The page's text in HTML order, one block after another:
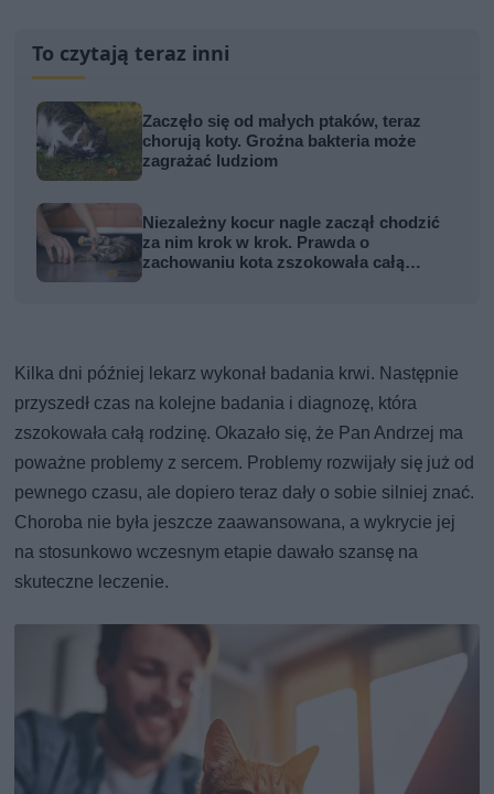
To czytają teraz inni
Zaczęło się od małych ptaków, teraz
chorują koty. Groźna bakteria może
zagrażać ludziom
Niezależny kocur nagle zaczął chodzić
za nim krok w krok. Prawda o
zachowaniu kota zszokowała całą
Kilka dni później lekarz wykonał badania krwi. Następnie
przyszedł czas na kolejne badania i diagnozę, która
zszokowała całą rodzinę. Okazało się, że Pan Andrzej ma
poważne problemy z sercem. Problemy rozwijały się już od
pewnego czasu, ale dopiero teraz dały o sobie silniej znać.
Choroba nie była jeszcze zaawansowana, a wykrycie jej
na stosunkowo wczesnym etapie dawało szansę na
skuteczne leczenie.